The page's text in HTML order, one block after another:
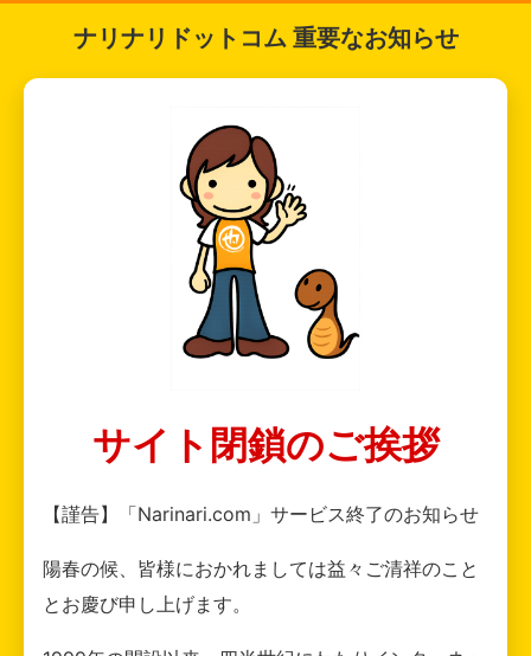
ナリナリドットコム 重要なお知らせ
サイト閉鎖のご挨拶
【謹告】「Narinari.com」サービス終了のお知らせ
陽春の候、皆様におかれましては益々ご清祥のこと
とお慶び申し上げます。